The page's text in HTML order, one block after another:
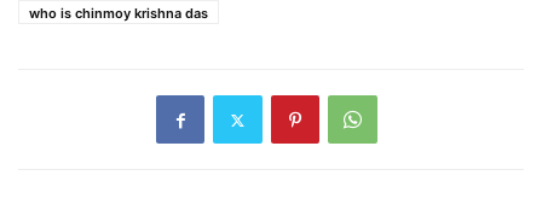
who is chinmoy krishna das